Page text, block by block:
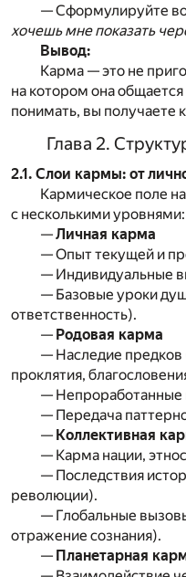
— Сформулируйте
хочешь мне показать
Вывод:
Карма — это не
на котором она
понимать, вы получаете
Глава 2.
2.1. Слои кармы: от
Кармическое поле
с несколькими уровнями:
—Личная карма
— Опыт текущей и
— Индивидуальные
— Базовые уроки
ответственность).
— Родовая карма
— Наследие
проклятия,
— Непроработанные
— Передача
— Коллективная
— Карма нации,
— Последствия
революции).
— Глобальные
отражение сознания).
— Планетарная